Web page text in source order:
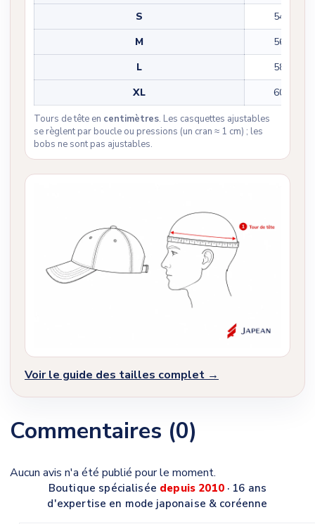
S
54-55
M
56-57
L
58-59
XL
60-61
Tours de tête en centimètres. Les casquettes ajustables
se règlent par boucle ou pressions (un cran ≈ 1 cm) ; les
bobs ne sont pas ajustables.
Voir le guide des tailles complet →
Commentaires (0)
Aucun avis n'a été publié pour le moment.
Boutique spécialisée depuis 2010· 16 ans
d'expertise en mode japonaise & coréenne